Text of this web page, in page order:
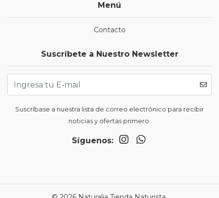
Menú
Contacto
Suscríbete a Nuestro Newsletter
Suscríbase a nuestra lista de correo electrónico para recibir
noticias y ofertas primero.
Síguenos: